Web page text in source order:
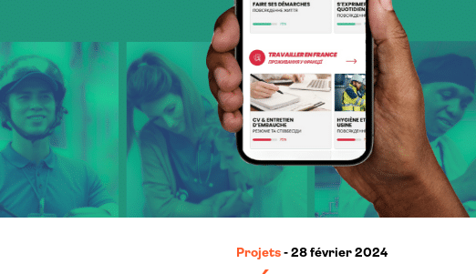
Projets - 28 février 2024